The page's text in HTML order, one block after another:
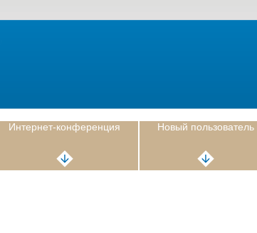
Интернет-конференция Новый пользователь